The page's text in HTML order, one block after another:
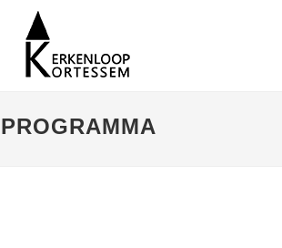
PROGRAMMA